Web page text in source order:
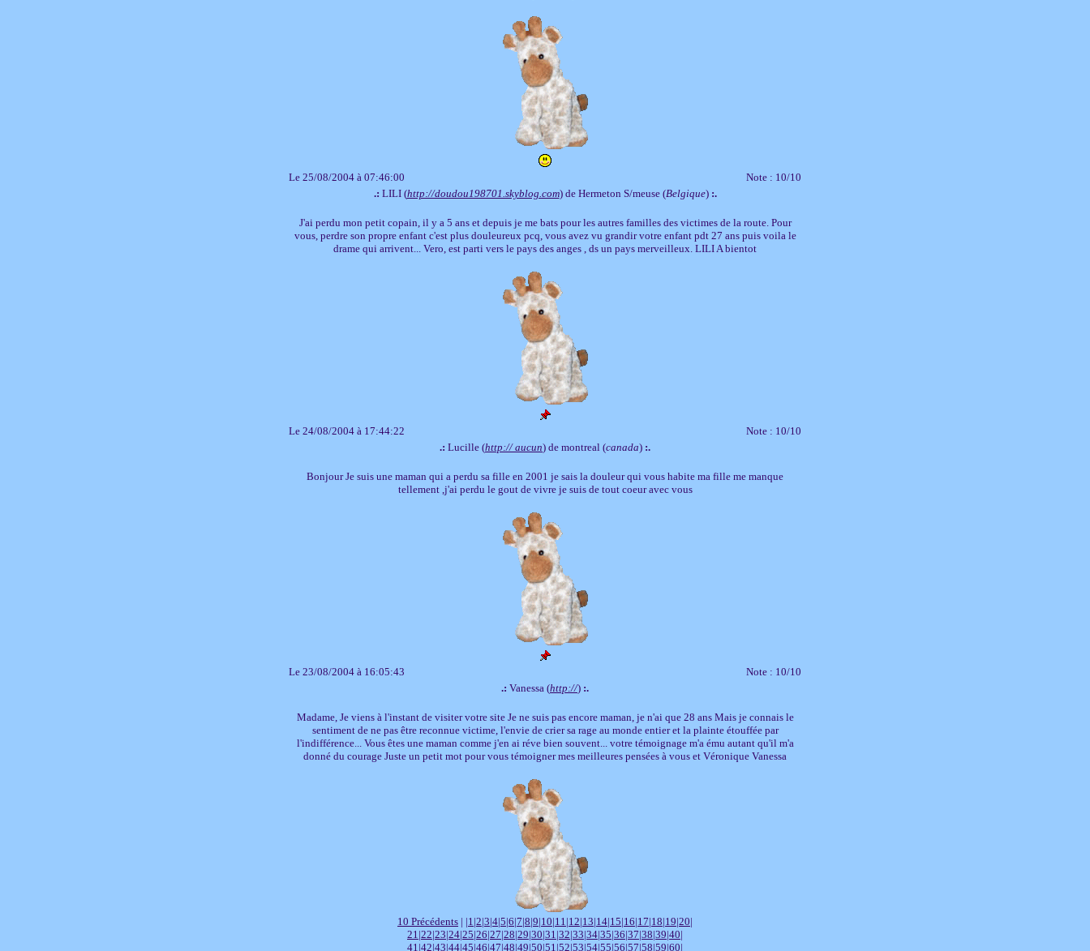
Le 25/08/2004 à 07:46:00
Note : 10/10
.: LILI (http://doudou198701.skyblog.com) de Hermeton S/meuse (Belgique) :.
J'ai perdu mon petit copain, il y a 5 ans et depuis je me bats pour les autres familles des victimes de la route. Pour
vous, perdre son propre enfant c'est plus douleureux pcq, vous avez vu grandir votre enfant pdt 27 ans puis voila le
drame qui arrivent... Vero, est parti vers le pays des anges , ds un pays merveilleux. LILI A bientot
Le 24/08/2004 à 17:44:22
Note : 10/10
.: Lucille (http:// aucun) de montreal (canada) :.
Bonjour Je suis une maman qui a perdu sa fille en 2001 je sais la douleur qui vous habite ma fille me manque
tellement ,j'ai perdu le gout de vivre je suis de tout coeur avec vous
Le 23/08/2004 à 16:05:43
Note : 10/10
.: Vanessa (http://) :.
Madame, Je viens à l'instant de visiter votre site Je ne suis pas encore maman, je n'ai que 28 ans Mais je connais le
sentiment de ne pas être reconnue victime, l'envie de crier sa rage au monde entier et la plainte étouffée par
l'indifférence... Vous êtes une maman comme j'en ai réve bien souvent... votre témoignage m'a ému autant qu'il m'a
donné du courage Juste un petit mot pour vous témoigner mes meilleures pensées à vous et Véronique Vanessa
10 Précédents | |1 |2|3|4|5|6|7|8|9|10|11 |12|13|14|15|16|17|18|19|20|
21 |22|23|24|25|26|27|28|29|30|31 |32|33|34|35|36|37|38|39|40|
41 |42|43|44|45|46|47|48|49|50|51 |52|53|54|55|56|57|58|59|60|